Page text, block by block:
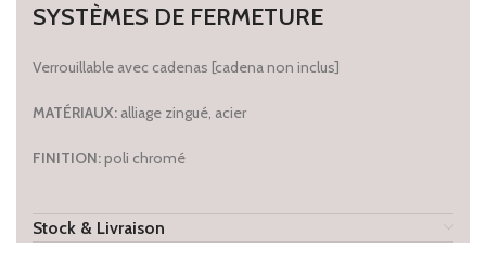
SYSTÈMES DE FERMETURE
Verrouillable avec cadenas [cadena non inclus]
MATÉRIAUX: alliage zingué, acier
FINITION:poli chromé
Stock & Livraison